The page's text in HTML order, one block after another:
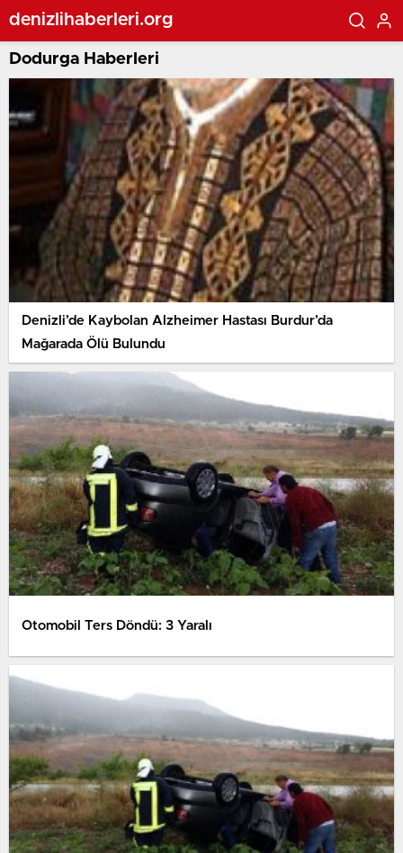
denizlihaberleri.org
Dodurga Haberleri
Denizli’de Kaybolan Alzheimer Hastası Burdur’da
Mağarada Ölü Bulundu
Otomobil Ters Döndü: 3 Yaralı